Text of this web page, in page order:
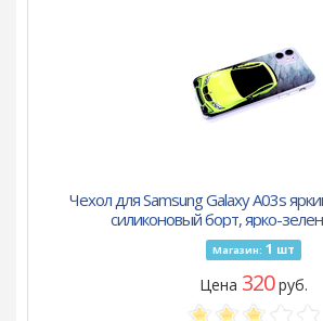
Чехол для Samsung Galaxy A03s
силиконовый борт, ярко-
Магазин: 1 шт
Цена 320руб.